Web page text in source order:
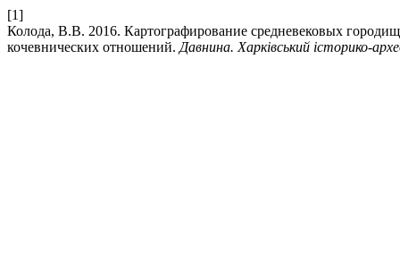
[1]
Колода, В.В. 2016. Картографирование средневековых
кочевнических отношений. Давнина. Харківський історико-